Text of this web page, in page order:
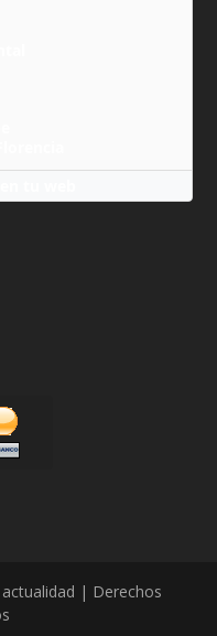
| Derechos